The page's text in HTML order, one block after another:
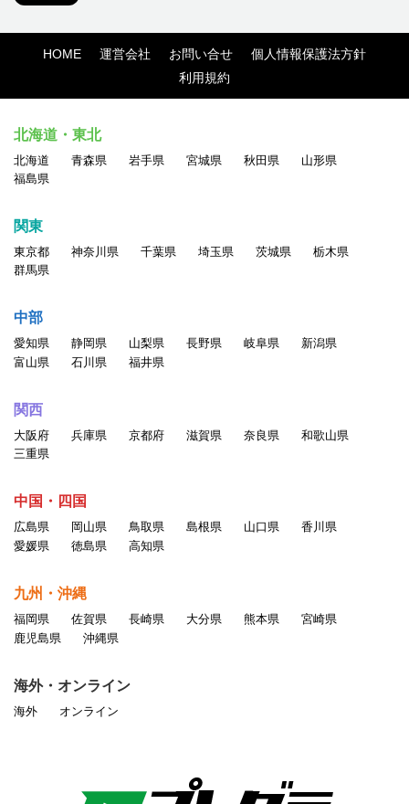
HOME 運営会社 お問い合せ
個人情報保護法方針
利用規約
北海道・東北
北海道 青森県 岩手県 宮城県 秋田県
山形県
福島県
関東
東京都 神奈川県 千葉県 埼玉県 茨城県
栃木県
群馬県
中部
愛知県 静岡県 山梨県 長野県 岐阜県
新潟県
富山県
石川県 福井県
関西
大阪府 兵庫県 京都府 滋賀県 奈良県
和歌山県
三重県
中国・四国
広島県 岡山県 鳥取県 島根県 山口県
香川県
愛媛県
徳島県 高知県
九州・沖縄
福岡県 佐賀県 長崎県 大分県 熊本県
宮崎県
鹿児島県
沖縄県
海外・オンライン
海外 オンライン